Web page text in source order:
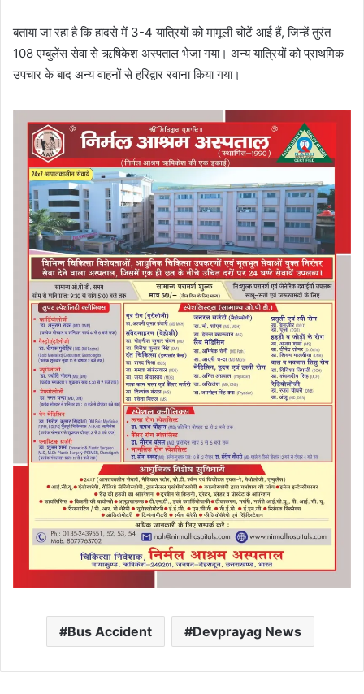
बताया जा रहा है कि हादसे में 3-4 यात्रियों को मामूली चोटें आई हैं, जिन्हें तुरंत
108 एम्बुलेंस सेवा से ऋषिकेश अस्पताल भेजा गया। अन्य यात्रियों को प्राथमिक
उपचार के बाद अन्य वाहनों से हरिद्वार रवाना किया गया।
Bus Accident Devprayag News